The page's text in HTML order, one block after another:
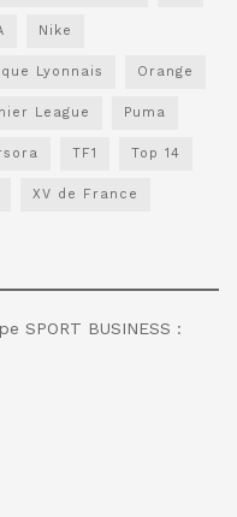
Nike
Lyonnais Orange
League Puma
TF1 Top 14
XV de France
SPORT BUSINESS :